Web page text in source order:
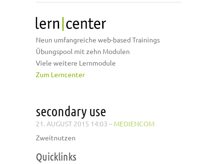
Neun umfangreiche web-based Trainings
Übungspool mit zehn Modulen
Viele weitere Lernmodule
Zum Lerncenter
secondary use
21. AUGUST 2015 14:03 – MEDIENCOM
Zweitnutzen
Quicklinks